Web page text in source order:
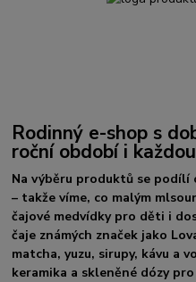
Rodinný e-shop s
roční období i
Na výběru produktů se
– takže víme, co malým
čajové medvídky pro děti i
čaje známých značek jako
matcha, yuzu, sirupy, kávu a
keramika a skleněné dózy